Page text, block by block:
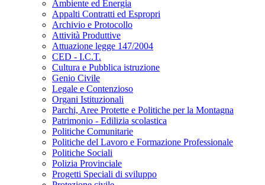
Ambiente ed Energia
Appalti Contratti ed Espropri
Archivio e Protocollo
Attività Produttive
Attuazione legge 147/2004
CED - I.C.T.
Cultura e Pubblica istruzione
Genio Civile
Legale e Contenzioso
Organi Istituzionali
Parchi, Aree Protette e Politiche per la Montagna
Patrimonio - Edilizia scolastica
Politiche Comunitarie
Politiche del Lavoro e Formazione Professionale
Politiche Sociali
Polizia Provinciale
Progetti Speciali di sviluppo